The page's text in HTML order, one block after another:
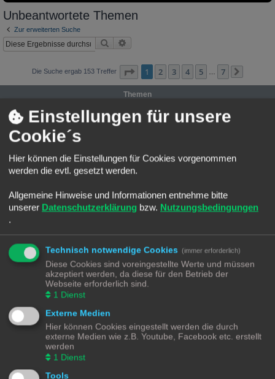
Unbeantwortete Themen
Zur erweiterten Suche
Suche
Die Suche ergab 153 Treffer Seite 1von
1 2 3 4 5 7
Themen
HomeAssistant ---> System ---> Protokoll
Letzter Beitrag vonpms «Mo 21. Jul 2025, 10:01
HA 20205.5 ständig werden Geräte erkannt?
Verfasst inSonstiges
Produkte des Herstellers "MEROSS"
Verfasst inPasst sonst nirgends rein
Software "AddToHomeKit" - AMAZON-Geräte zu
Alexa Gerät auswählen
Letzter Beitrag von Snash « Do 10. Okt 2024, 01:02
Verfasst in Ich werde verrückt mit YAML
Ersteinrichtung Smartfriendsbrige in Homeassistant
Letzter Beitrag von
Verfasst inHome Assistant Add-On's
2024.10: Beta release notes
Letzter Beitrag von Osorkon« Fr 27. Sep 2024, 22:35
Verfasst inNeuigkeiten - Archiv - Nur Lesemodus
Biete: 3x EVE Window Guard
Letzter Beitrag von
Einstellungen für unsere
Cookie´s
Hier können die Einstellungen für Cookies vorgenommen
werden die evtl. gesetzt werden.
Allgemeine Hinweise und Informationen entnehme bitte
unserer Datenschutzerklärung bzw. Nutzungsbedingungen
.
Technisch notwendige Cookies (immer erforderlich)
Diese Cookies sind voreingestellte Werte und müssen
akzeptiert werden, da diese für den Betrieb der
Webseite erforderlich sind.
1 Dienst
Externe Medien
Hier können Cookies eingestellt werden die durch
externe Medien wie z.B. Youtube, Facebook etc. erstellt
werden
1 Dienst
Tools